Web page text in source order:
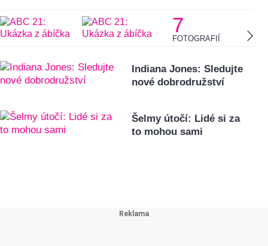
7
FOTOGRAFIÍ
Indiana Jones: Sledujte
nové dobrodružství
Šelmy útočí: Lidé si za
to mohou sami